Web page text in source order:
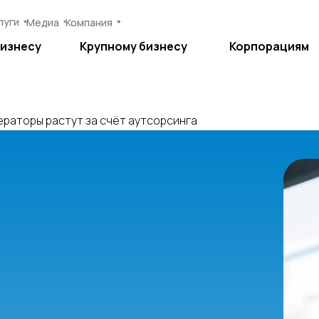
Медиа Компания
Корпорациям
Крупному бизнесу
Медиа Компания
Крупному бизнесу Корпорациям
растут за счёт аутсорсинга